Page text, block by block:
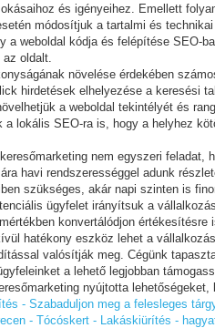
és igényeihez. Emellett
módosítjuk a tartalmi és
a weboldal kódja és felépítése SEO-
az oldalt.
növelése érdekében
hirdetések elhelyezése a keresési
a weboldal tekintélyét és
a lokális SEO-ra is, hogy a helyhez
nem egyszeri feladat,
havi rendszerességgel adunk
szükséges, akár napi szinten is
ügyfelet irányítsuk a
konvertálódjon értékesítésre
hatékony eszköz lehet a
valósítják meg. Cégünk
a lehető legjobban
nyújtotta
- Szabaduljon meg a felesleges
- Tócóskert - Lakáskiürítés -